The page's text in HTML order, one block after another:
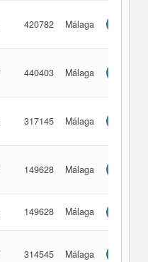
420782 Málaga
440403 Málaga
317145 Málaga
149628 Málaga
149628 Málaga
314545 Málaga